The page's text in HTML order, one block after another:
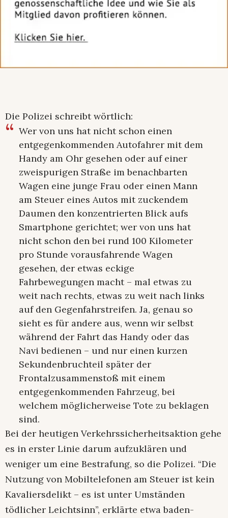
Die Polizei schreibt wörtlich:
Wer von uns hat nicht schon einen
entgegenkommenden Autofahrer mit dem
Handy am Ohr gesehen oder auf einer
zweispurigen Straße im benachbarten
Wagen eine junge Frau oder einen Mann
am Steuer eines Autos mit zuckendem
Daumen den konzentrierten Blick aufs
Smartphone gerichtet; wer von uns hat
nicht schon den bei rund 100 Kilometer
pro Stunde vorausfahrende Wagen
gesehen, der etwas eckige
Fahrbewegungen macht – mal etwas zu
weit nach rechts, etwas zu weit nach links
auf den Gegenfahrstreifen. Ja, genau so
sieht es für andere aus, wenn wir selbst
während der Fahrt das Handy oder das
Navi bedienen – und nur einen kurzen
Sekundenbruchteil später der
Frontalzusammenstoß mit einem
entgegenkommenden Fahrzeug, bei
welchem möglicherweise Tote zu beklagen
sind.
Bei der heutigen Verkehrssicherheitsaktion gehe
es in erster Linie darum aufzuklären und
weniger um eine Bestrafung, so die Polizei. “Die
Nutzung von Mobiltelefonen am Steuer ist kein
Kavaliersdelikt – es ist unter Umständen
tödlicher Leichtsinn”, erklärte etwa baden-